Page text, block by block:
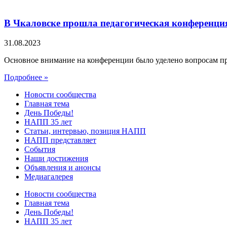
В Чкаловске прошла педагогическая
31.08.2023
Основное внимание на конференции было уделено вопросам
Подробнее »
Новости сообщества
Главная тема
День Победы!
НАПП 35 лет
Статьи, интервью, позиция НАПП
НАПП представляет
События
Наши достижения
Объявления и анонсы
Медиагалерея
Новости сообщества
Главная тема
День Победы!
НАПП 35 лет